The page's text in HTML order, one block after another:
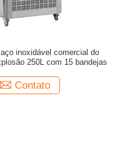
inoxidável comercial do
250L com 15 bandejas
Contato